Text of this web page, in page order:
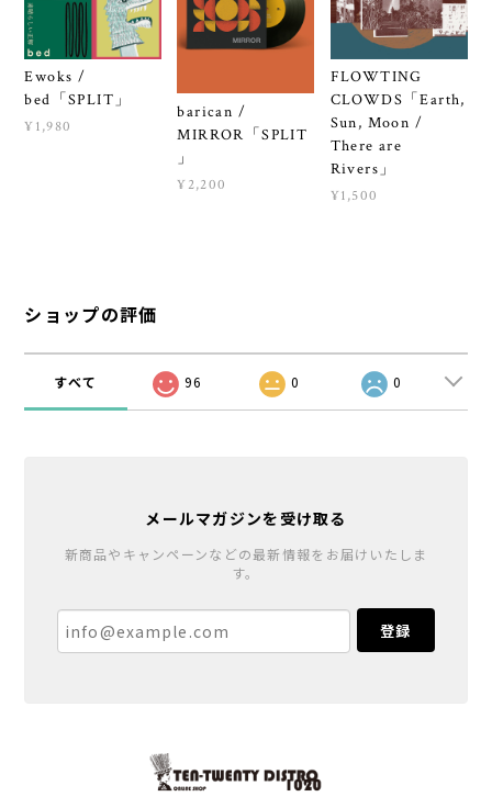
Ewoks /
bed「SPLIT」
¥1,980
barican /
MIRROR「SPLIT
」
¥2,200
FLOWTING
CLOWDS「Earth,
Sun, Moon /
There are
Rivers」
¥1,500
ショップの評価
すべて 96 0 0
メールマガジンを受け取る
新商品やキャンペーンなどの最新情報をお届けいたしま
す。
登録